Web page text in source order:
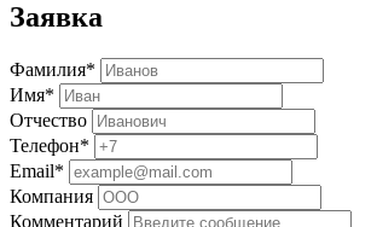
Заявка
Фамилия*
Имя*
Отчество
Телефон*
Email*
Компания
Комментарий